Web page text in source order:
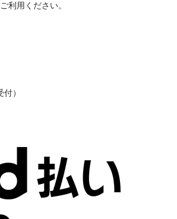
利用ください。
）